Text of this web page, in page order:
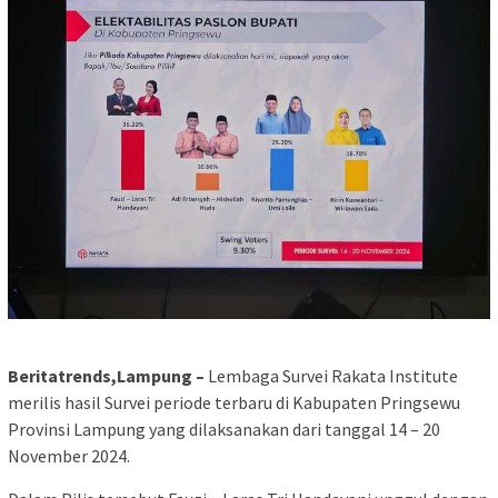
Beritatrends,Lampung – Lembaga Survei Rakata Institute
merilis hasil Survei periode terbaru di Kabupaten Pringsewu
Provinsi Lampung yang dilaksanakan dari tanggal 14 – 20
November 2024.